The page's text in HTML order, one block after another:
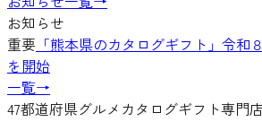
お知らせ
重要 「熊本県のカタログギフト」令和
を開始
一覧→
47都道府県グルメカタログギフト専門店